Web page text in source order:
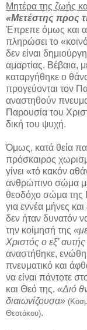
Μητέρα της ζωής
«Μετέστης προς
Έπρεπε όμως και
πληρώσει το
δεν είναι
αμαρτίας. Βέβαια,
καταργήθηκε ο
προγεύονται τον
αναστηθούν
Παρουσία του
δική του ψυχή.
Όμως, κατά θεία
πρόσκαιρος
γίνει «τό κακόν
ανθρώπινο σώμα
θεοδόχο σώμα της
για εννέα μήνες
δεν ήταν δυνατόν
την κοίμησή της
Χριστός ο εξ’
αναστήθηκε,
πνευματικό και
να είναι πάντοτε
και Θεό της. «Διό
διαιωνίζουσα»
Θεοτόκου).